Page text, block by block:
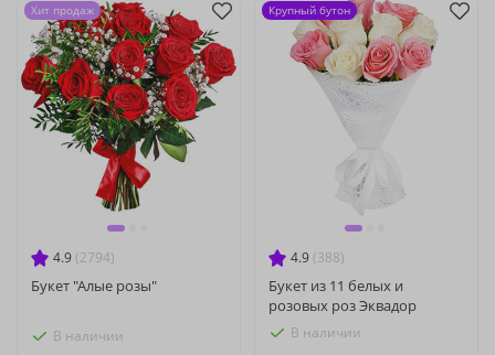
4.9 (2794)
Букет "Алые розы"
В наличии
Хит продаж
4.9 (388)
Букет из 11 белых и
розовых роз Эквадор
В наличии
Крупный бутон